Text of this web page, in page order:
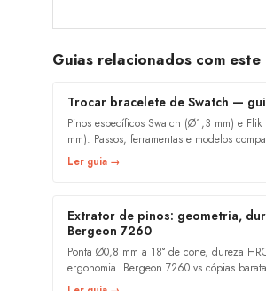
Guias relacionados com
Trocar bracelete de Swatch —
Pinos específicos Swatch (Ø1,3 mm) e Flik
mm). Passos, ferramentas e modelos
Ler guia →
Extrator de pinos: geometria,
Bergeon 7260
Ponta Ø0,8 mm a 18° de cone, dureza
ergonomia. Bergeon 7260 vs cópias